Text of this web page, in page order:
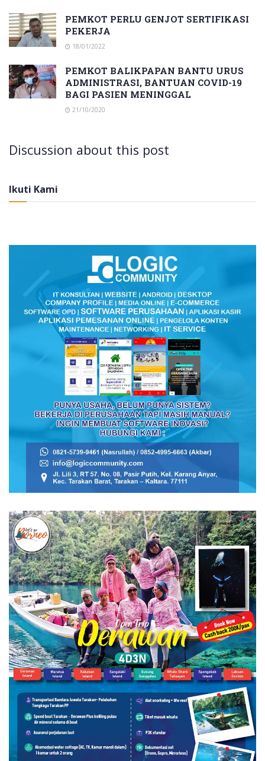
PEMKOT PERLU GENJOT SERTIFIKASI
PEKERJA
18/01/2022
PEMKOT BALIKPAPAN BANTU URUS
ADMINISTRASI, BANTUAN COVID-19
BAGI PASIEN MENINGGAL
21/10/2020
Discussion about this post
Ikuti Kami